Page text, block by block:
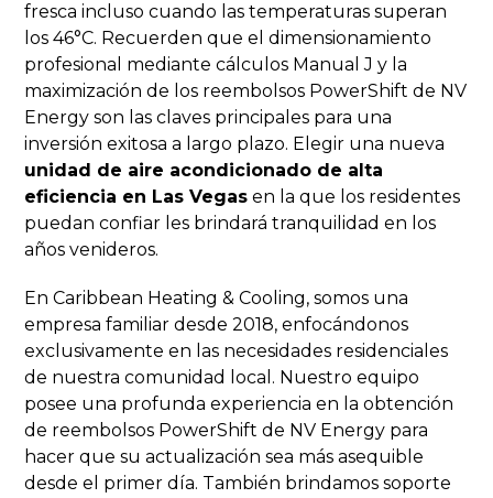
fresca incluso cuando las temperaturas superan
los 46°C. Recuerden que el dimensionamiento
profesional mediante cálculos Manual J y la
maximización de los reembolsos PowerShift de NV
Energy son las claves principales para una
inversión exitosa a largo plazo. Elegir una nueva
unidad de aire acondicionado de alta
eficiencia en Las Vegas en la que los residentes
puedan confiar les brindará tranquilidad en los
años venideros.
En Caribbean Heating & Cooling, somos una
empresa familiar desde 2018, enfocándonos
exclusivamente en las necesidades residenciales
de nuestra comunidad local. Nuestro equipo
posee una profunda experiencia en la obtención
de reembolsos PowerShift de NV Energy para
hacer que su actualización sea más asequible
desde el primer día. También brindamos soporte